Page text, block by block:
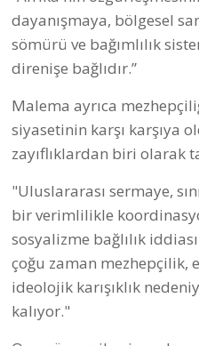
dayanışmaya, bölgesel
sömürü ve bağımlılık
direnişe bağlıdır.”
Malema ayrıca
siyasetinin karşı karşıya
zayıflıklardan biri olarak
"Uluslararası sermaye,
bir verimlilikle
sosyalizme bağlılık
çoğu zaman mezhepçilik,
ideolojik karışıklık
kalıyor."